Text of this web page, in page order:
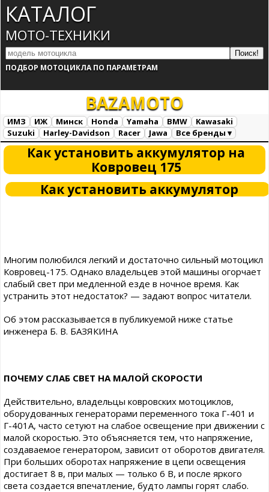
КАТАЛОГ
МОТО-ТЕХНИКИ
ПОДБОР МОТОЦИКЛА ПО ПАРАМЕТРАМ
BAZAMOTO
ИМЗ ИЖ Минск Honda Yamaha BMW
Kawasaki
Suzuki
Harley-Davidson Racer Jawa
Все бренды ▾
Все марки
Загрузка...
Как установить аккумулятор на
Ковровец 175
Как установить аккумулятор
Многим полюбился легкий и достаточно сильный мотоцикл
Ковровец-175. Однако владельцев этой машины огорчает
слабый свет при медленной езде в ночное время. Как
устранить этот недостаток? — задают вопрос читатели.
Об этом рассказывается в публикуемой ниже статье
инженера Б. В. БАЗЯКИНА
ПОЧЕМУ СЛАБ СВЕТ НА МАЛОЙ СКОРОСТИ
Действительно, владельцы ковровских мотоциклов,
оборудованных генераторами переменного тока Г-401 и
Г-401А, часто сетуют на слабое освещение при движении с
малой скоростью. Это объясняется тем, что напряжение,
создаваемое генератором, зависит от оборотов двигателя.
При больших оборотах напряжение в цепи освещения
достигает 8 в, при малых — только 6 В, и после яркого
света создается впечатление, будто лампы горят слабо.